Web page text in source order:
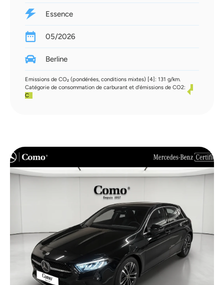
Essence
05/2026
Berline
Emissions de CO₂ (pondérées, conditions mixtes) [4]: 131 g/km.
Catégorie de consommation de carburant et d'émissions de CO2:
C